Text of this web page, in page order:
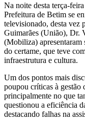
Na noite desta terça-
Prefeitura de Betim se
televisionado, desta vez
Guimarães (União), Dr.
(Mobiliza) apresentaram
do certame, que teve
infraestrutura e cultura.
Um dos pontos mais
poupou críticas à
principalmente no que
questionou a eficiência
destacando falhas na